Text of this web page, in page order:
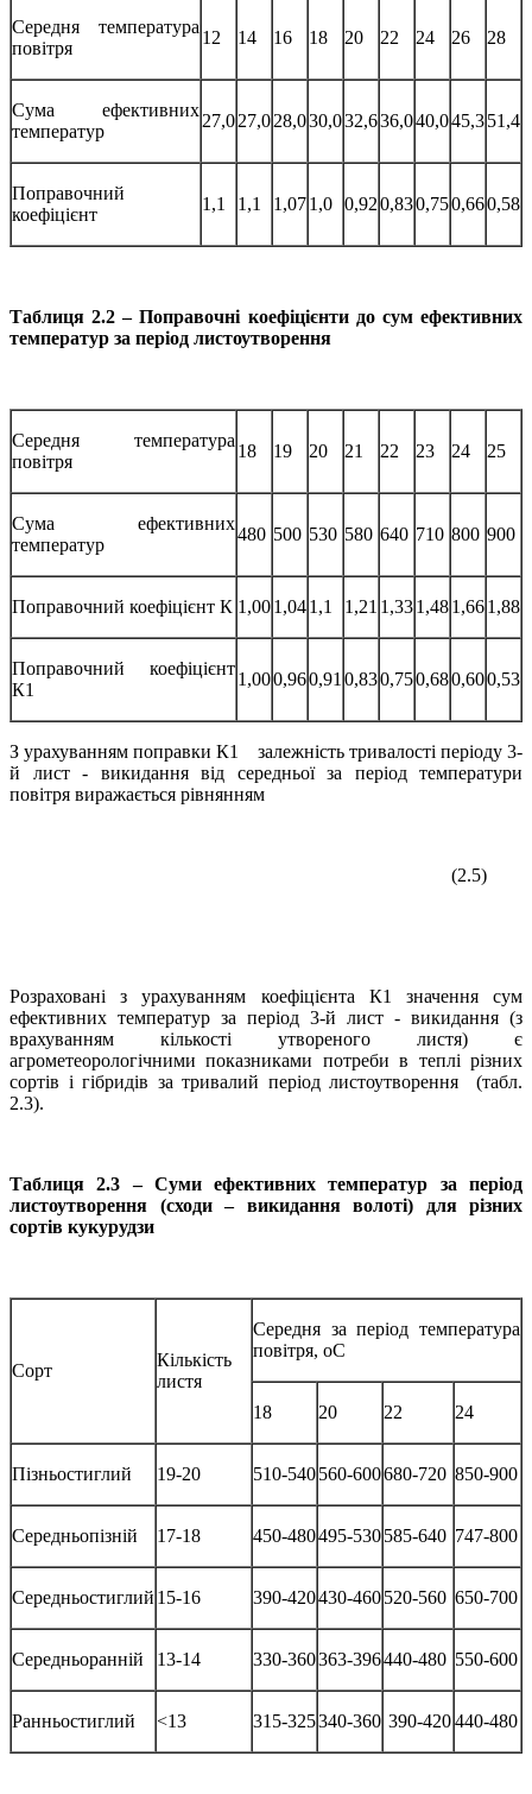
Середня температура
повітря
12 14 16 18 20 22 24 26 28
Сума ефективних
температур
27,027,028,030,032,636,040,045,351,4
Поправочний
коефіцієнт
1,1 1,1 1,071,0 0,920,830,750,660,58
Таблиця 2.2 – Поправочні коефіцієнти до сум ефективних
температур за період листоутворення
Середня температура
повітря
18 19 20 21 22 23 24 25
Сума ефективних
температур
480 500 530 580 640 710 800 900
Поправочний коефіцієнт К 1,001,041,1 1,21 1,331,481,661,88
Поправочний коефіцієнт
К1
1,000,960,91 0,830,750,680,600,53
З урахуванням поправки К1 залежність тривалості періоду 3-
й лист - викидання від середньої за період температури
повітря виражається рівнянням
(2.5)
Розраховані з урахуванням коефіцієнта К1 значення сум
ефективних температур за період 3-й лист - викидання (з
врахуванням кількості утвореного листя) є
агрометеорологічними показниками потреби в теплі різних
сортів і гібридів за тривалий період листоутворення (табл.
2.3).
Таблиця 2.3 – Суми ефективних температур за період
листоутворення (сходи – викидання волоті) для різних
сортів кукурудзи
Сорт
Кількість
листя
Середня за період температура
повітря, оС
18 20 22 24
Пізньостиглий 19-20 510-540560-600680-720 850-900
Середньопізній 17-18 450-480495-530585-640 747-800
Середньостиглий 15-16 390-420430-460520-560 650-700
Середньоранній 13-14 330-360363-396440-480 550-600
Ранньостиглий <13 315-325340-360 390-420440-480